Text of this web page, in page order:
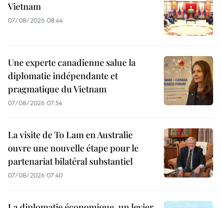
Vietnam
07/08/2026 08:44
Une experte canadienne salue la
diplomatie indépendante et
pragmatique du Vietnam
07/08/2026 07:54
La visite de To Lam en Australie
ouvre une nouvelle étape pour le
partenariat bilatéral substantiel
07/08/2026 07:40